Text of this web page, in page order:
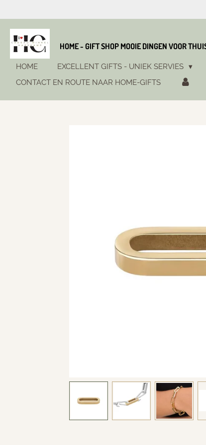
direct
naar
de
hoofdinhoud
HOME - GIFT SHOP MOOIE DINGEN VOOR
HOME EXCELLENT GIFTS - UNIEK SERVIES
CONTACT EN ROUTE NAAR HOME-GIFTS